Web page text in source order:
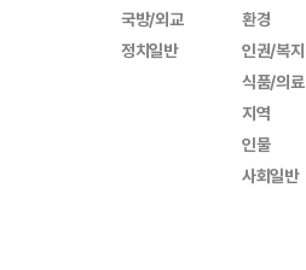
국방/외교
정치일반
환경
인권/복지
식품/의료
지역
인물
사회일반